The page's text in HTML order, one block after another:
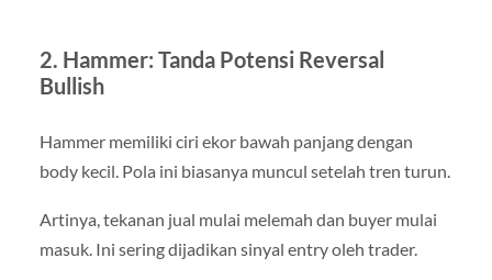
2. Hammer: Tanda Potensi Reversal
Bullish
Hammer memiliki ciri ekor bawah panjang dengan
body kecil. Pola ini biasanya muncul setelah tren turun.
Artinya, tekanan jual mulai melemah dan buyer mulai
masuk. Ini sering dijadikan sinyal entry oleh trader.